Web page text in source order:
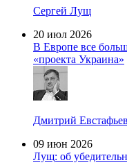
Сергей Лущ
20 июл 2026
В Европе все
«проекта Украина»
Дмитрий Евстафьев
09 июн 2026
Лущ: об